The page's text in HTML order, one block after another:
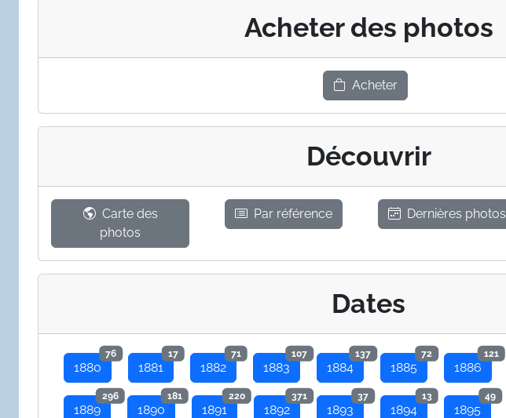
Acheter des photos
Acheter
Découvrir
Carte des
photos
Par référence Dernières photos
Dates
1880
76
1881
17
1882
71
1883
107
1884
137
1885
72
1886
121
1889
296
1890
181
1891
220
1892
371
1893
37
1894
13
1895
49